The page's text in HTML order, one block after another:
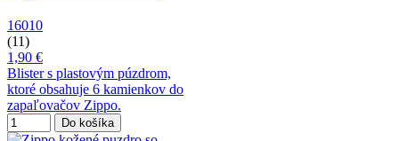
16010
(11)
1,90 €
Blister s plastovým púzdrom,
ktoré obsahuje 6 kamienkov do
zapaľovačov Zippo.
Do košíka